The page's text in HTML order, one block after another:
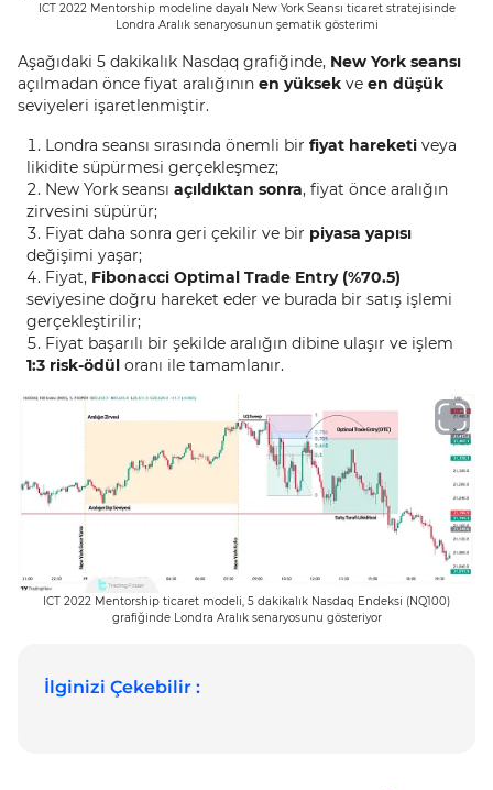
ICT 2022 Mentorship modeline dayalı New York Seansı ticaret stratejisinde
Londra Aralık senaryosunun şematik gösterimi
Aşağıdaki 5 dakikalık Nasdaq grafiğinde, New York seansı
açılmadan önce fiyat aralığının en yüksek ve en düşük
seviyeleri işaretlenmiştir.
Londra seansı sırasında önemli bir fiyat hareketi veya
likidite süpürmesi gerçekleşmez;
New York seansı açıldıktan sonra, fiyat önce aralığın
zirvesini süpürür;
Fiyat daha sonra geri çekilir ve bir piyasa yapısı
değişimi yaşar;
Fiyat, Fibonacci Optimal Trade Entry (%70.5)
seviyesine doğru hareket eder ve burada bir satış işlemi
gerçekleştirilir;
Fiyat başarılı bir şekilde aralığın dibine ulaşır ve işlem
1:3 risk-ödül oranı ile tamamlanır.
ICT 2022 Mentorship ticaret modeli, 5 dakikalık Nasdaq Endeksi (NQ100)
grafiğinde Londra Aralık senaryosunu gösteriyor
İlginizi Çekebilir :